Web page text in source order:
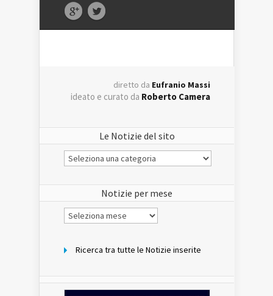
diretto da Eufranio Massi
ideato e curato da Roberto Camera
Le Notizie del sito
Le
Notizie
Notizie per mese
Notizie
per
Ricerca tra tutte le Notizie inserite